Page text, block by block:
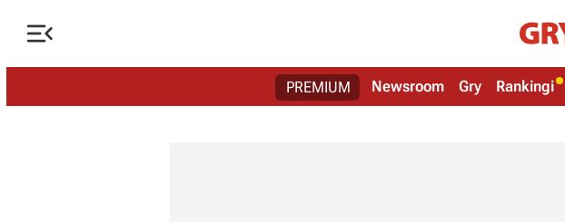

PREMIUM Newsroom Gry Rankingi